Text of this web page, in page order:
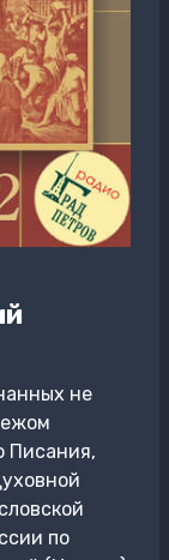
не
Писания,
по